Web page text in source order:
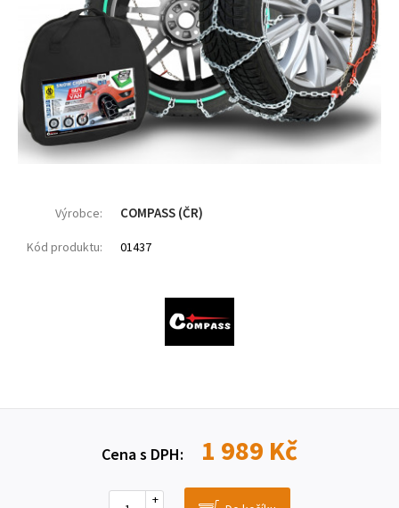
Výrobce: COMPASS (ČR)
Kód produktu: 01437
Cena s DPH: 1 989 Kč
+